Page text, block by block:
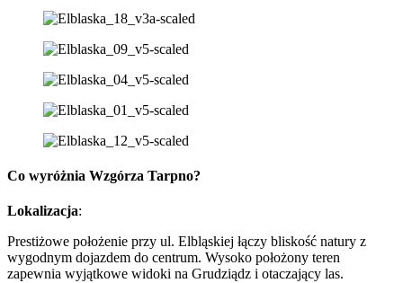
Co wyróżnia Wzgórza Tarpno?
Lokalizacja:
Prestiżowe położenie przy ul. Elbląskiej łączy bliskość natury z
wygodnym dojazdem do centrum. Wysoko położony teren
zapewnia wyjątkowe widoki na Grudziądz i otaczający las.